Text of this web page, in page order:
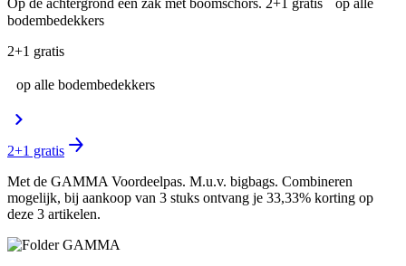
2+1 gratis
op alle bodembedekkers
2+1 gratis
Met de GAMMA Voordeelpas. M.u.v. bigbags. Combineren
mogelijk, bij aankoop van 3 stuks ontvang je 33,33% korting op
deze 3 artikelen.